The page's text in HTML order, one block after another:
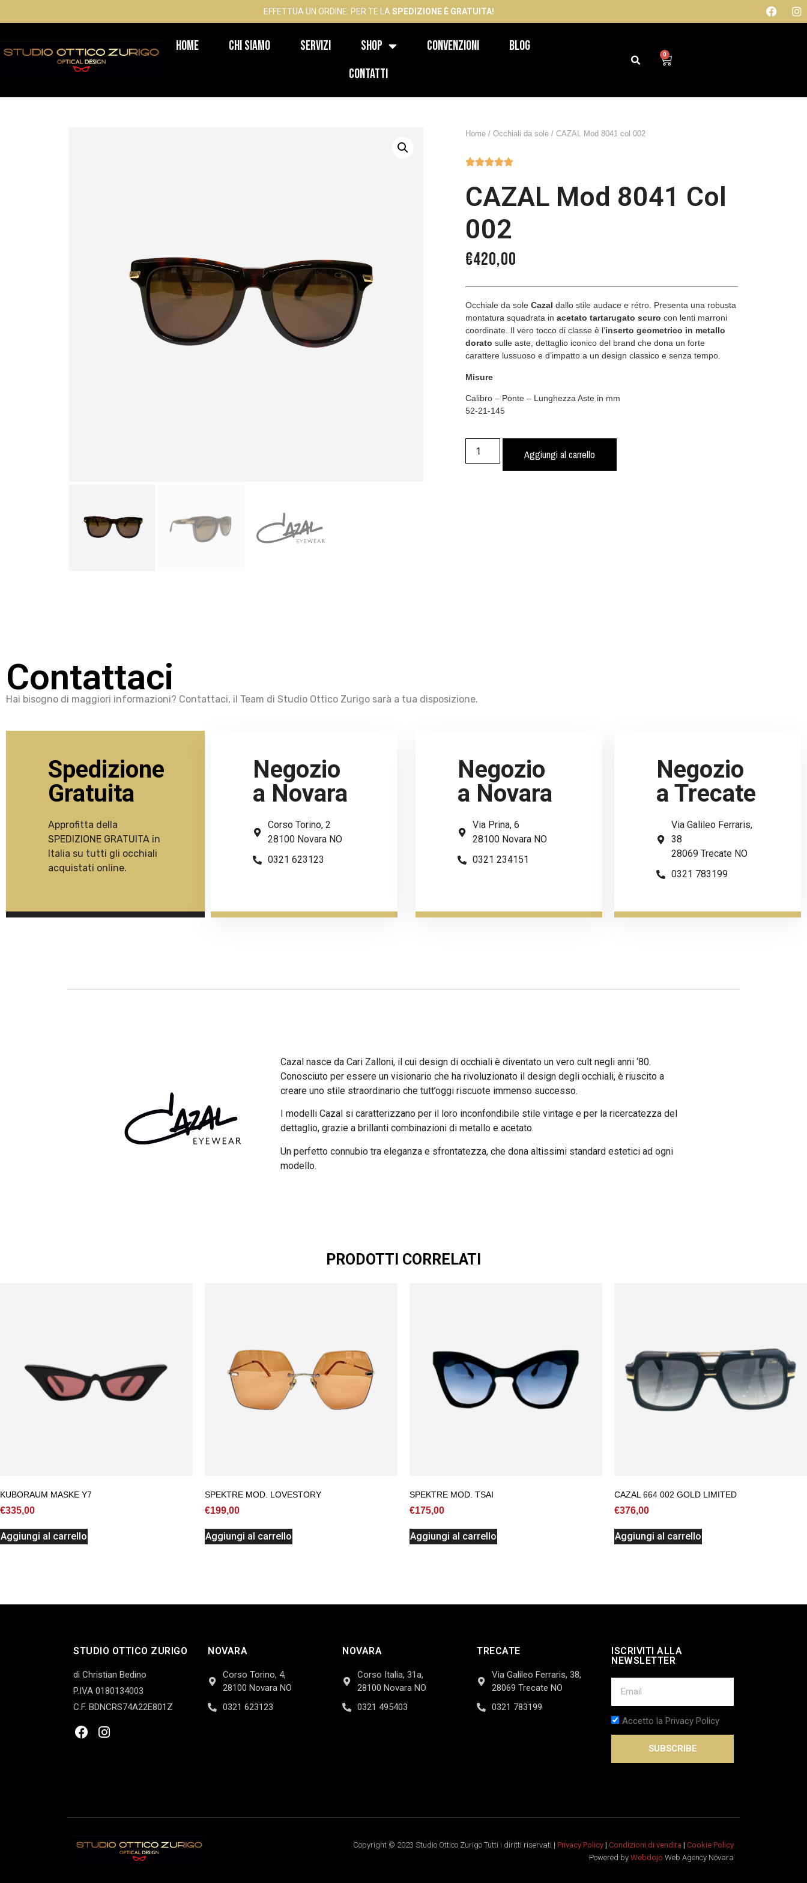
EFFETTUA UN ORDINE: PER TE LASPEDIZIONE È GRATUITA!
Home Chi Siamo Servizi Shop Convenzioni
Blog
Contatti
0
Home/ Occhiali da sole/ CAZAL Mod 8041 col 002

CAZAL Mod 8041 Col
002
€420,00
Occhiale da sole Cazal dallo stile audace e rétro. Presenta una robusta
montatura squadrata in acetato tartarugato scuro con lenti marroni
coordinate. Il vero tocco di classe è l’inserto geometrico in metallo
dorato sulle aste, dettaglio iconico del brand che dona un forte
carattere lussuoso e d’impatto a un design classico e senza tempo.
Misure
Calibro – Ponte – Lunghezza Aste in mm
52-21-145
Aggiungi al carrello
Contattaci
Hai bisogno di maggiori informazioni? Contattaci, il Team di Studio Ottico Zurigo sarà a tua disposizione.
Spedizione
Gratuita
Approfitta della
SPEDIZIONE GRATUITA in
Italia su tutti gli occhiali
acquistati online.
Negozio
a Novara
Corso Torino, 2
28100 Novara NO
0321 623123
Negozio
a Novara
Via Prina, 6
28100 Novara NO
0321 234151
Negozio
a Trecate
Via Galileo Ferraris,
38
28069 Trecate NO
0321 783199
Cazal nasce da Cari Zalloni, il cui design di occhiali è diventato un vero cult negli anni ‘80.
Conosciuto per essere un visionario che ha rivoluzionato il design degli occhiali, è riuscito a
creare uno stile straordinario che tutt’oggi riscuote immenso successo.
I modelli Cazal si caratterizzano per il loro inconfondibile stile vintage e per la ricercatezza del
dettaglio, grazie a brillanti combinazioni di metallo e acetato.
Un perfetto connubio tra eleganza e sfrontatezza, che dona altissimi standard estetici ad ogni
modello.
PRODOTTI CORRELATI
KUBORAUM MASKE Y7
€335,00
Aggiungi al carrello
SPEKTRE MOD. LOVESTORY
€199,00
Aggiungi al carrello
SPEKTRE MOD. TSAI
€175,00
Aggiungi al carrello
CAZAL 664 002 GOLD LIMITED
€376,00
Aggiungi al carrello
STUDIO OTTICO ZURIGO
di Christian Bedino
P.IVA 0180134003
C.F. BDNCRS74A22E801Z
NOVARA
Corso Torino, 4,
28100 Novara NO
0321 623123
NOVARA
Corso Italia, 31a,
28100 Novara NO
0321 495403
TRECATE
Via Galileo Ferraris, 38,
28069 Trecate NO
0321 783199
ISCRIVITI ALLA
NEWSLETTER
Accetto la Privacy Policy
SUBSCRIBE
Copyright © 2023 Studio Ottico Zurigo Tutti i diritti riservati | Privacy Policy| Condizioni di vendita | Cookie Policy
Powered by Webdojo Web Agency Novara